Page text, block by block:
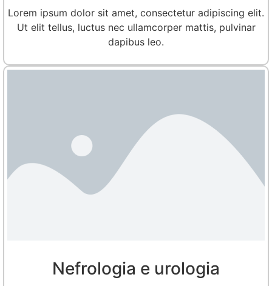
Lorem ipsum dolor sit amet, consectetur adipiscing elit.
Ut elit tellus, luctus nec ullamcorper mattis, pulvinar
dapibus leo.
Nefrologia e urologia